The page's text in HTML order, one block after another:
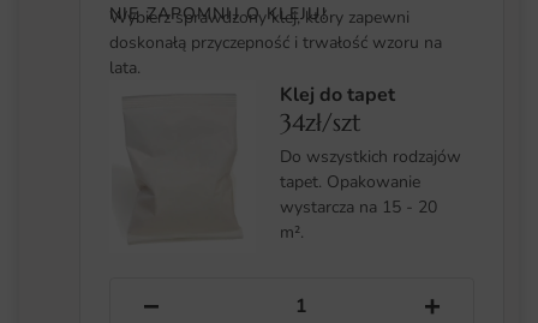
NIE ZAPOMNIJ O KLEJU!
Wybierz sprawdzony klej, który zapewni
doskonałą przyczepność i trwałość wzoru na
lata.
Klej do tapet
34zł/szt
Do wszystkich rodzajów
tapet. Opakowanie
wystarcza na 15 - 20
m².
− +